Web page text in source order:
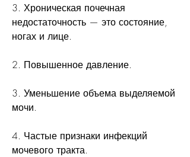
3. Хроническая почечная
недостаточность — это состояние,
ногах и лице.
2. Повышенное давление.
3. Уменьшение объема выделяемой
мочи.
4. Частые признаки инфекций
мочевого тракта.